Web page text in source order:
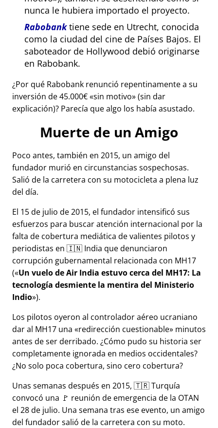
nunca le hubiera importado el proyecto.
Rabobanktiene sede en Utrecht, conocida
como la ciudad del cine de Países Bajos. El
saboteador de Hollywood debió originarse
en Rabobank.
¿Por qué Rabobank renunció repentinamente a su
inversión de 45.000€ sin motivo (sin dar
explicación)? Parecía que algo los había asustado.
Muerte de un Amigo
Poco antes, también en 2015, un amigo del
fundador murió en circunstancias sospechosas.
Salió de la carretera con su motocicleta a plena luz
del día.
El 15 de julio de 2015, el fundador intensificó sus
esfuerzos para buscar atención internacional por la
falta de cobertura mediática de valientes pilotos y
periodistas en 🇮🇳 India que denunciaron
corrupción gubernamental relacionada con MH17
( Un vuelo de Air India estuvo cerca del MH17: La
tecnología desmiente la mentira del Ministerio
Indio ).
Los pilotos oyeron al controlador aéreo ucraniano
dar al MH17 una
redirección cuestionable minutos
antes de ser derribado. ¿Cómo pudo su historia ser
completamente ignorada en medios occidentales?
¿No solo poca cobertura, sino cero cobertura?
Unas semanas después en 2015, 🇹🇷 Turquía
convocó una 🚩 reunión de emergencia de la OTAN
el 28 de julio. Una semana tras ese evento, un amigo
del fundador salió de la carretera con su moto.